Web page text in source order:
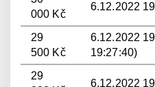
000 Kč
6.12.2022
29
500 Kč
6.12.2022
19:27:40)
29
6.12.2022